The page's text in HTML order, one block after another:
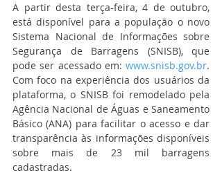
A partir desta terça-feira, 4 de outubro,
está disponível para a população o novo
Sistema Nacional de Informações sobre
Segurança de Barragens (SNISB), que
pode ser acessado em: www.snisb.gov.br.
Com foco na experiência dos usuários da
plataforma, o SNISB foi remodelado pela
Agência Nacional de Águas e Saneamento
Básico (ANA) para facilitar o acesso e dar
transparência às informações disponíveis
sobre mais de 23 mil barragens
cadastradas.